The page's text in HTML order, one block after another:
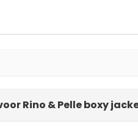
Rino & Pelle boxy